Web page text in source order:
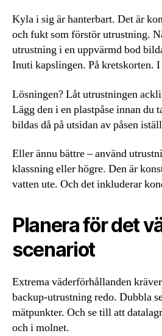
Kyla i sig är hanterbart. Det är
och fukt som förstör utrustning.
utrustning i en uppvärmd bod
Inuti kapslingen. På kretskorten.
Lösningen? Låt utrustningen
Lägg den i en plastpåse innan du
bildas då på utsidan av påsen
Eller ännu bättre – använd
klassning eller högre. Den är
vatten ute. Och det inkluderar
Planera för det
scenariot
Extrema väderförhållanden
backup-utrustning redo. Dubbla
mätpunkter. Och se till att
och i molnet.